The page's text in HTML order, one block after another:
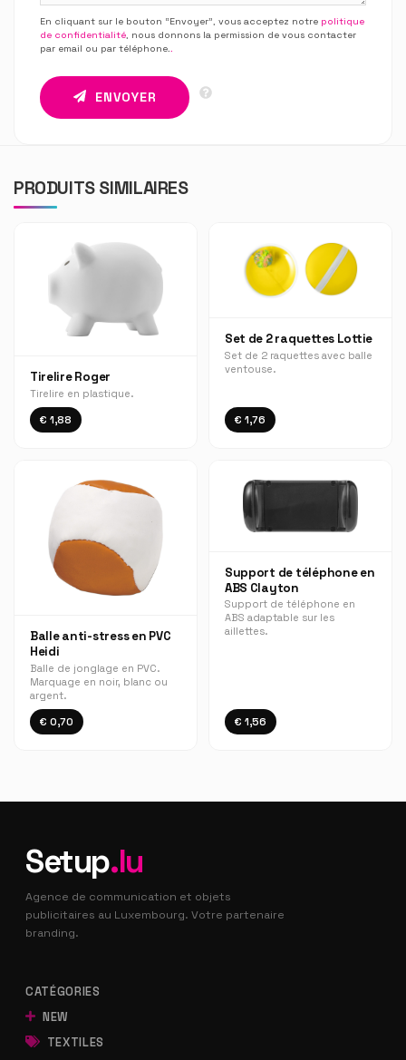
En cliquant sur le bouton “Envoyer”, vous acceptez notre politique
de confidentialité , nous donnons la permission de vous contacter
par email ou par téléphone.
ENVOYER
PRODUITS SIMILAIRES
Tirelire Roger
Tirelire en plastique.
€ 1,88
Set de 2 raquettes Lottie
Set de 2 raquettes avec balle
ventouse.
€ 1,76
Balle anti-stress en PVC
Heidi
Balle de jonglage en PVC.
Marquage en noir, blanc ou
argent.
€ 0,70
Support de téléphone en
ABS Clayton
Support de téléphone en
ABS adaptable sur les
aillettes.
€ 1,56
Setup.lu
Agence de communication et objets
publicitaires au Luxembourg. Votre partenaire
branding.
CATÉGORIES
NEW
TEXTILES